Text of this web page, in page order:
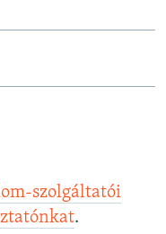
szolgáltatói
.